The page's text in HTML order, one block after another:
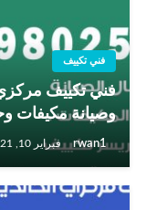
فني تكييف
وصيانة مكيفات
rwan1 فبراير 10, 2021